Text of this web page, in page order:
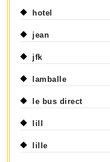
hotel
jean
jfk
lamballe
le bus direct
lill
lille